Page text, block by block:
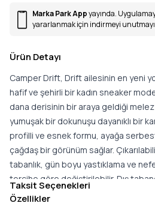
Marka Park Appyayında.
yararlanmak için indirmeyi
Ürün Detayı
Camper Drift, Drift ailesinin en yeni
hafif ve şehirli bir kadın sneaker
dana derisinin bir araya geldiği
yumuşak bir dokunuşu dayanıklı bir
profilli ve esnek formu, ayağa
çağdaş bir görünüm sağlar.
tabanlık, gün boyu yastıklama ve
tercihe göre değiştirilebilir. Dış
zeminlerde yüksek tutuş ve uzun
Taksit Seçenekleri
Özellikler